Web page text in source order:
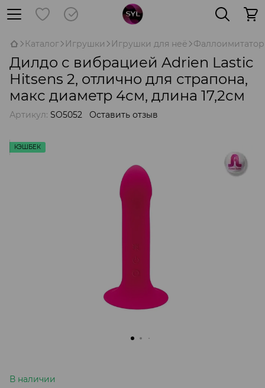
Каталог Игрушки Игрушки для неё
Дилдо с вибрацией Adrien Lastic
Hitsens 2, отлично для страпона,
макс диаметр 4см, длина 17,2см
Артикул: SO5052 Оставить отзыв
КЭШБЕК
В наличии